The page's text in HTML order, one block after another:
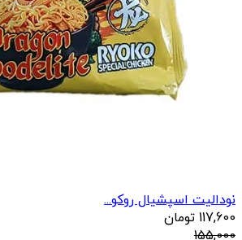
نودالیت اسپشیال روکو...
117,600 تومان
155,000